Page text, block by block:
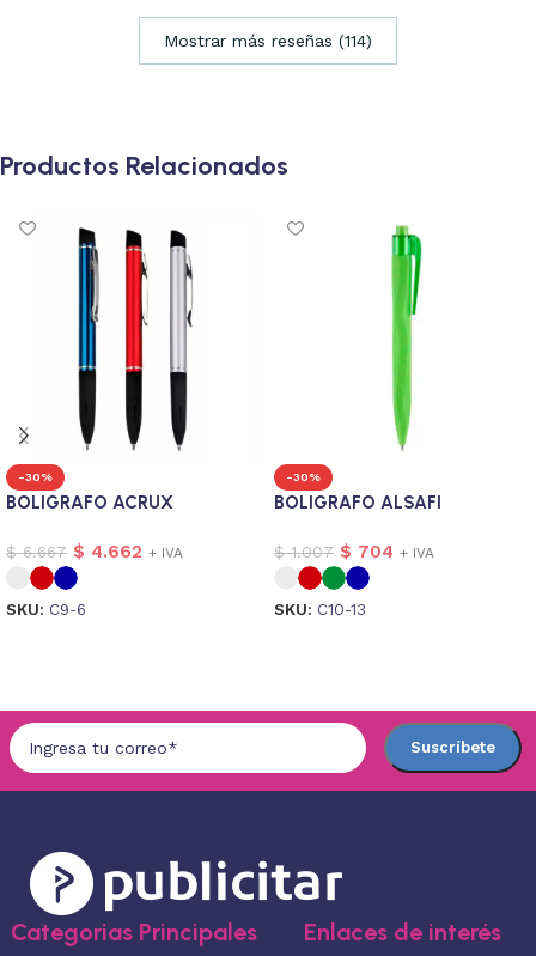
Mostrar más reseñas (114)
Productos Relacionados
-30%
BOLIGRAFO ACRUX
$6.667 $ 4.662 + IVA
SKU: C9-6
-30%
BOLIGRAFO ALSAFI
$1.007 $ 704 + IVA
SKU: C10-13
Categorias Principales Enlaces de interés